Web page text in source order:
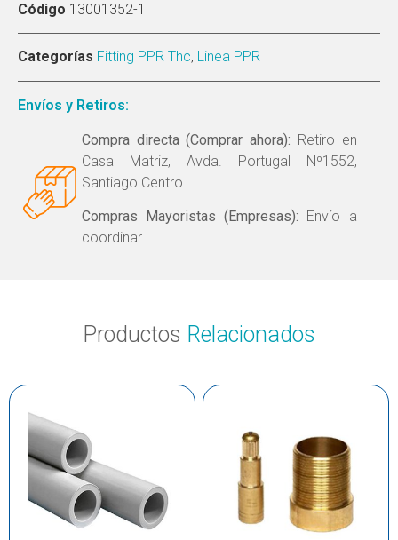
Código 13001352-1
Categorías Fitting PPR Thc, Linea PPR
Envíos y Retiros:
Compra directa (Comprar ahora): Retiro en
Casa Matriz, Avda. Portugal Nº1552,
Santiago Centro.
Compras Mayoristas (Empresas): Envío a
coordinar.
Productos Relacionados